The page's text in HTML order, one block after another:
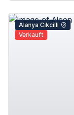
Alanya Cikcilli
Verkauft